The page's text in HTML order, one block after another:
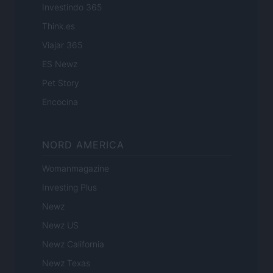
Investindo 365
Think.es
Viajar 365
ES Newz
Pet Story
Encocina
NORD AMERICA
Womanmagazine
Investing Plus
Newz
Newz US
Newz California
Newz Texas